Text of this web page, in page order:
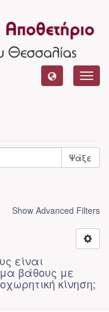
Ψάξε
Show Advanced Filters
είναι
βάθους με
κίνηση;